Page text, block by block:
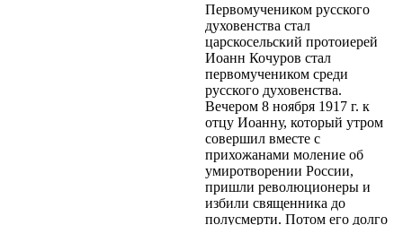
Первомучеником русского
духовенства стал
царскосельский протоиерей
Иоанн Кочуров стал
первомучеником среди
русского духовенства.
Вечером 8 ноября 1917 г. к
отцу Иоанну, который утром
совершил вместе с
прихожанами моление об
умиротворении России,
пришли революционеры и
избили священника до
полусмерти. Потом его долго